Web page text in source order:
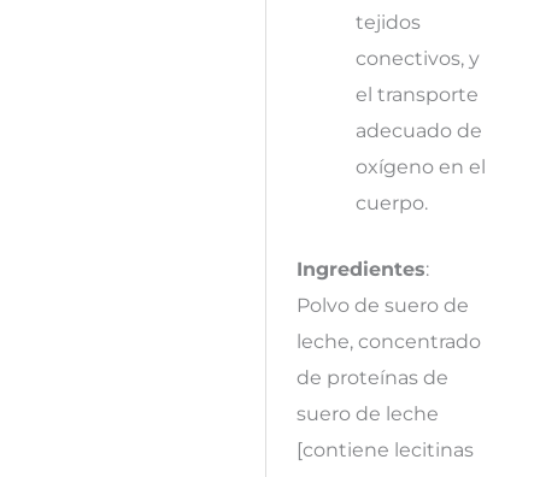
tejidos
conectivos, y
el transporte
adecuado de
oxígeno en el
cuerpo.
Ingredientes:
Polvo de suero de
leche, concentrado
de proteínas de
suero de leche
[contiene lecitinas